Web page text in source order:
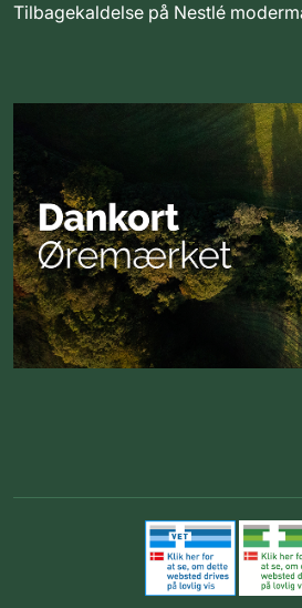
Tilbagekaldelse på Nestlé